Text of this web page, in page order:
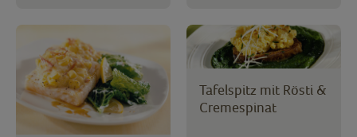
Tafelspitz mit Rösti &
Cremespinat